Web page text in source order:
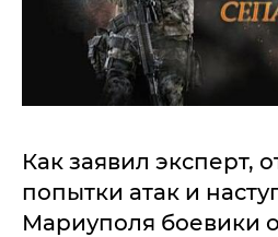
Как заявил эксперт,
попытки атак и
Мариуполя боевики